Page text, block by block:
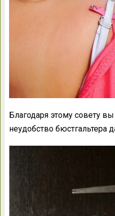
Благодаря этому совету
неудобство бюстгальтера